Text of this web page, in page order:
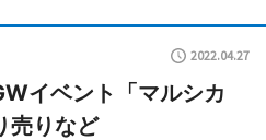
2022.04.27
イベント「マルシカ
りなど